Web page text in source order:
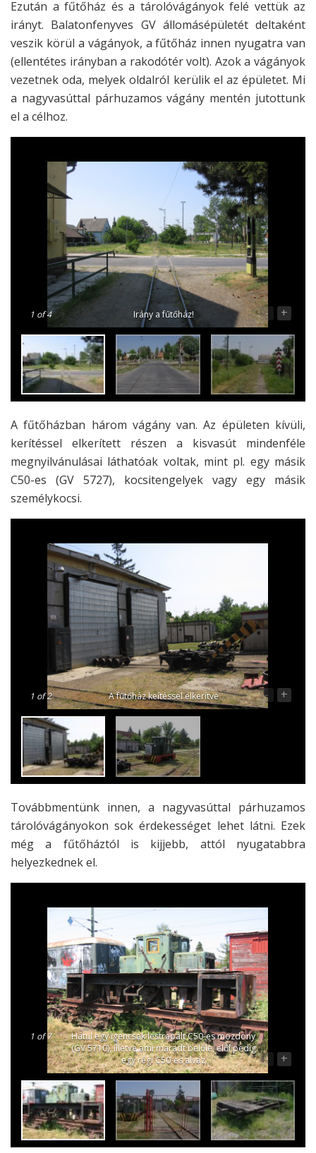
Ezután a fűtőház és a tárolóvágányok felé vettük az
irányt. Balatonfenyves GV állomásépületét deltaként
veszik körül a vágányok, a fűtőház innen nyugatra van
(ellentétes irányban a rakodótér volt). Azok a vágányok
vezetnek oda, melyek oldalról kerülik el az épületet. Mi
a nagyvasúttal párhuzamos vágány mentén jutottunk
el a célhoz.
1 of 4 Irány a fűtőház! - +
A fűtőházban három vágány van. Az épületen kívüli,
kerítéssel elkerített részen a kisvasút mindenféle
megnyilvánulásai láthatóak voltak, mint pl. egy másik
C50-es (GV 5727), kocsitengelyek vagy egy másik
személykocsi.
1 of 2 A fűtőház keítéssel elkerítve - +
Továbbmentünk innen, a nagyvasúttal párhuzamos
tárolóvágányokon sok érdekességet lehet látni. Ezek
még a fűtőháztól is kijjebb, attól nyugatabbra
helyezkednek el.
1 of 7
Hátul egy igencsak lestrapált C50-es mozdony
(GV 5710), illetve ami maradt belőle, elől pedig
egy régi C50-es alváz
- +